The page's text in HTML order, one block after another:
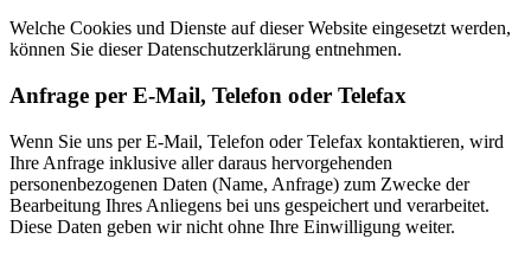
Welche Cookies und Dienste auf dieser Website eingesetzt werden,
können Sie dieser Datenschutzerklärung entnehmen.
Anfrage per E-Mail, Telefon oder Telefax
Wenn Sie uns per E-Mail, Telefon oder Telefax kontaktieren, wird
Ihre Anfrage inklusive aller daraus hervorgehenden
personenbezogenen Daten (Name, Anfrage) zum Zwecke der
Bearbeitung Ihres Anliegens bei uns gespeichert und verarbeitet.
Diese Daten geben wir nicht ohne Ihre Einwilligung weiter.